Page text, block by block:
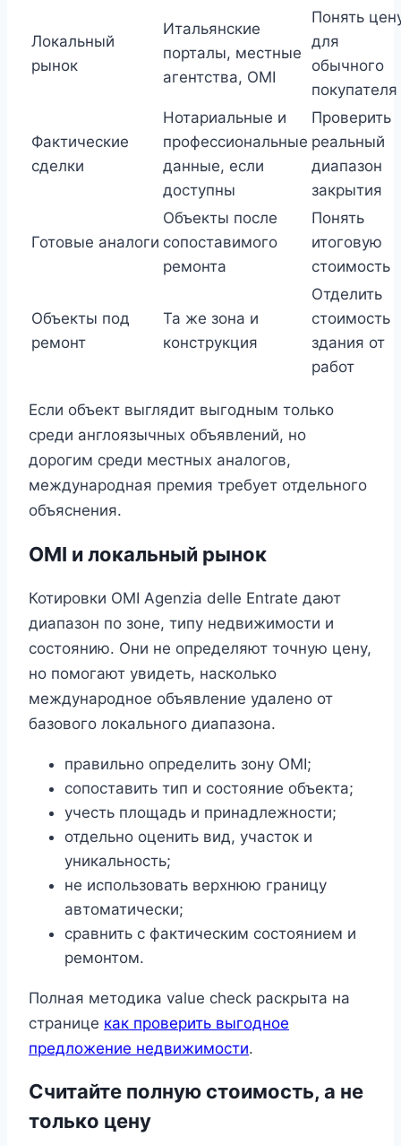
Локальный
рынок
Итальянские
порталы, местные
агентства, OMI
Понять
для
обычного
покупателя
Фактические
сделки
Нотариальные и
профессиональные
данные, если
доступны
Проверить
реальный
диапазон
закрытия
Готовые аналоги
Объекты после
сопоставимого
ремонта
Понять
итоговую
стоимость
Объекты под
ремонт
Та же зона и
конструкция
Отделить
стоимость
здания от
работ
Если объект выглядит выгодным только
среди англоязычных объявлений, но
дорогим среди местных аналогов,
международная премия требует отдельного
объяснения.
OMI и локальный рынок
Котировки OMI Agenzia delle Entrate дают
диапазон по зоне, типу недвижимости и
состоянию. Они не определяют точную цену,
но помогают увидеть, насколько
международное объявление удалено от
базового локального диапазона.
правильно определить зону OMI;
сопоставить тип и состояние объекта;
учесть площадь и принадлежности;
отдельно оценить вид, участок и
уникальность;
не использовать верхнюю границу
автоматически;
сравнить с фактическим состоянием и
ремонтом.
Полная методика value check раскрыта на
странице как проверить выгодное
предложение недвижимости.
Считайте полную стоимость, а не
только цену